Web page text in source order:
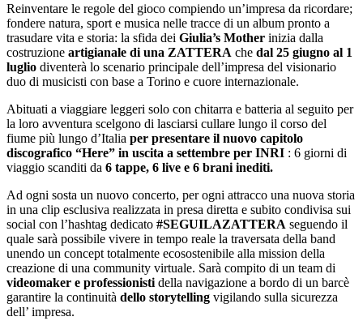
Reinventare le regole del gioco compiendo un’impresa da ricordare;
fondere natura, sport e musica nelle tracce di un album pronto a
trasudare vita e storia: la sfida dei Giulia’s Mother inizia dalla
costruzione artigianale di una ZATTERA che dal 25 giugno al 1
luglio diventerà lo scenario principale dell’impresa del visionario
duo di musicisti con base a Torino e cuore internazionale.
Abituati a viaggiare leggeri solo con chitarra e batteria al seguito per
la loro avventura scelgono di lasciarsi cullare lungo il corso del
fiume più lungo d’Italia per presentare il nuovo capitolo
discografico “Here” in uscita a settembre per INRI : 6 giorni di
viaggio scanditi da 6 tappe, 6 live e 6 brani inediti.
Ad ogni sosta un nuovo concerto, per ogni attracco una nuova storia
in una clip esclusiva realizzata in presa diretta e subito condivisa sui
social con l’hashtag dedicato #SEGUILAZATTERA seguendo il
quale sarà possibile vivere in tempo reale la traversata della band
unendo un concept totalmente ecosostenibile alla mission della
creazione di una community virtuale. Sarà compito di un team di
videomaker e professionisti della navigazione a bordo di un barcè
garantire la continuità dello storytelling vigilando sulla sicurezza
dell’ impresa.